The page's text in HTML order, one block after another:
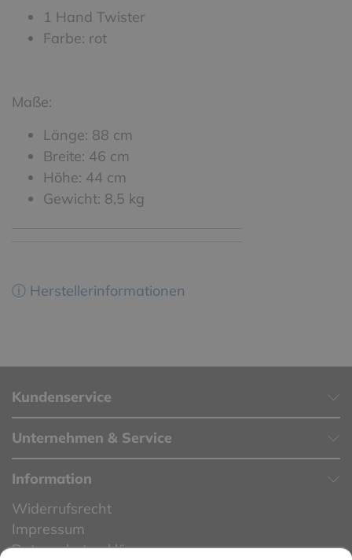
1 Hand Twister
Farbe: rot
Maße:
Länge: 88 cm
Breite: 46 cm
Höhe: 44 cm
Gewicht: 8,5 kg
ⓘ Herstellerinformationen
Kundenservice
Unternehmen & Service
Information
Widerrufsrecht
Impressum
Datenschutzerklärung